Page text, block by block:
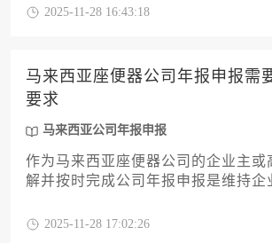
核心资料清单，涵盖从公司注册信息
成申报流程，规避潜在的法律风险。
2025-11-28 16:43:18
马来西亚座便器公司年报申报需
要求
马来西亚公司年报申报
作为马来西亚座便器公司的企业主或
解并按时完成公司年报申报是维持企
的具体条件、所需文件、财务数据要
2025-11-28 17:02:26